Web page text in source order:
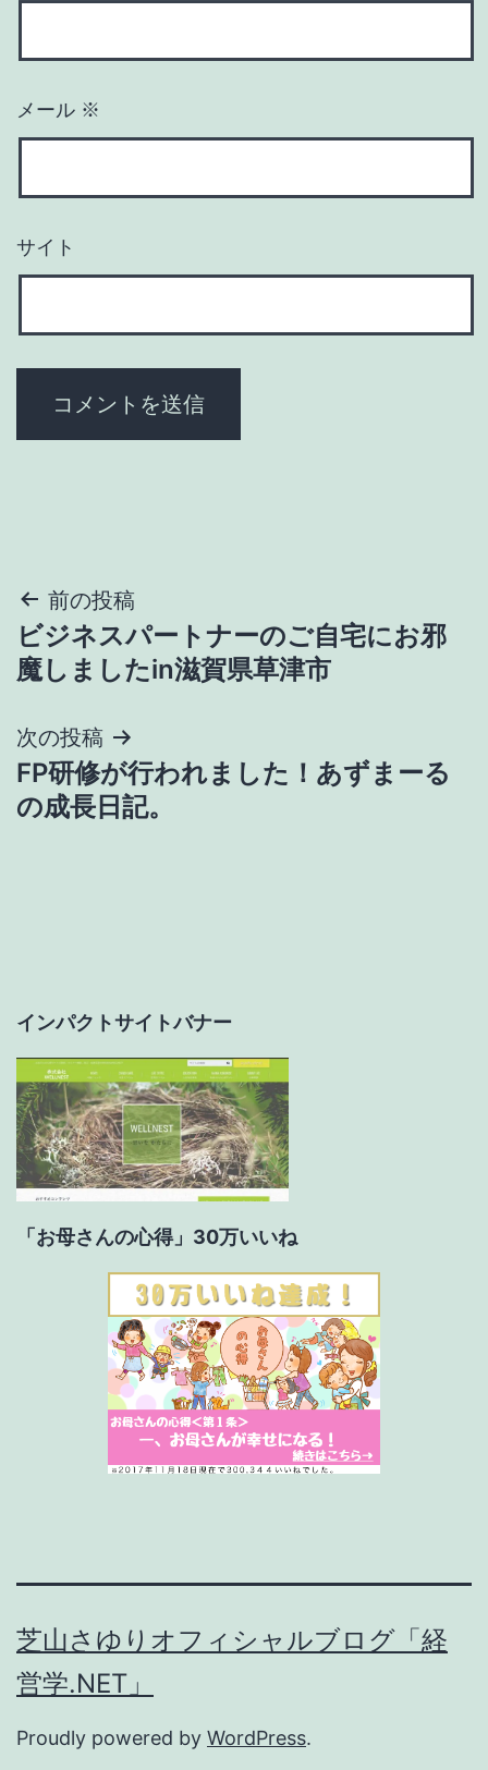
メール ※
サイト
投
稿
ビ
ゲ
ン
前の投稿
ビジネスパートナーのご自宅にお邪
魔しましたin滋賀県草津市
次の投稿
FP研修が行われました！あずまーる
の成長日記。
インパクトサイトバナー
「お母さんの心得」30万いいね
芝山さゆりオフィシャルブログ「経
営学.NET」
Proudly powered by WordPress.